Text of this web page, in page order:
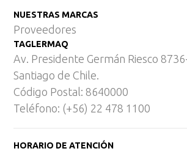
NUESTRAS MARCAS
Proveedores
TAGLERMAQ
Av. Presidente Germán Riesco
Santiago de Chile.
Código Postal: 8640000
Teléfono: (+56) 22 478 1100
HORARIO DE ATENCIÓN